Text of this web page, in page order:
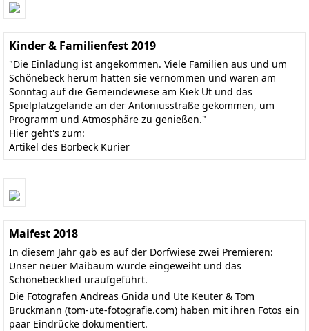
Kinder & Familienfest 2019
"Die Einladung ist angekommen. Viele Familien aus und um
Schönebeck herum hatten sie vernommen und waren am
Sonntag auf die Gemeindewiese am Kiek Ut und das
Spielplatzgelände an der Antoniusstraße gekommen, um
Programm und Atmosphäre zu genießen."
Hier geht's zum:
Artikel des Borbeck Kurier
Maifest 2018
In diesem Jahr gab es auf der Dorfwiese zwei Premieren:
Unser neuer Maibaum wurde eingeweiht und das
Schönebecklied uraufgeführt.
Die Fotografen Andreas Gnida und Ute Keuter & Tom
Bruckmann (tom-ute-fotografie.com) haben mit ihren Fotos ein
paar Eindrücke dokumentiert.